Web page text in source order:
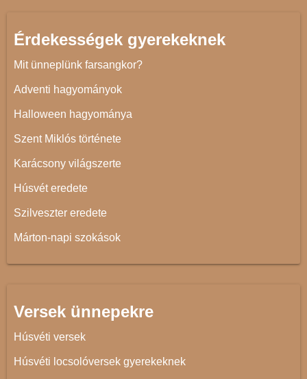
Érdekességek gyerekeknek
Mit ünneplünk farsangkor?
Adventi hagyományok
Halloween hagyománya
Szent Miklós története
Karácsony világszerte
Húsvét eredete
Szilveszter eredete
Márton-napi szokások
Versek ünnepekre
Húsvéti versek
Húsvéti locsolóversek gyerekeknek